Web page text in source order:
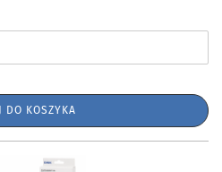
DO KOSZYKA